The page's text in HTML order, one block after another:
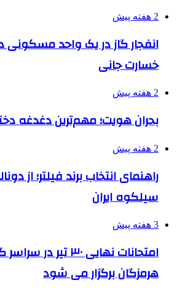
2 هفته پیش
انفجار گاز در یک واحد مسکونی
خسارت جانی
2 هفته پیش
بحران هویت؛ مهم‌ترین دغدغه
2 هفته پیش
راهنمای انتخاب برند فیلتر؛ از
سیلکوه ایران
3 هفته پیش
امتحانات نهایی ۳۰ تیر
هرمزگان برگزار می شود